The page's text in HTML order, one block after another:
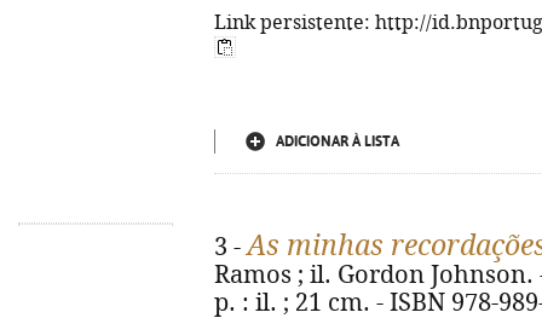
Link persistente: http://
ADICIONAR À LISTA
3 -As minhas
Ramos ; il. Gordon Johnson.
p. : il. ; 21 cm. - ISBN 978-